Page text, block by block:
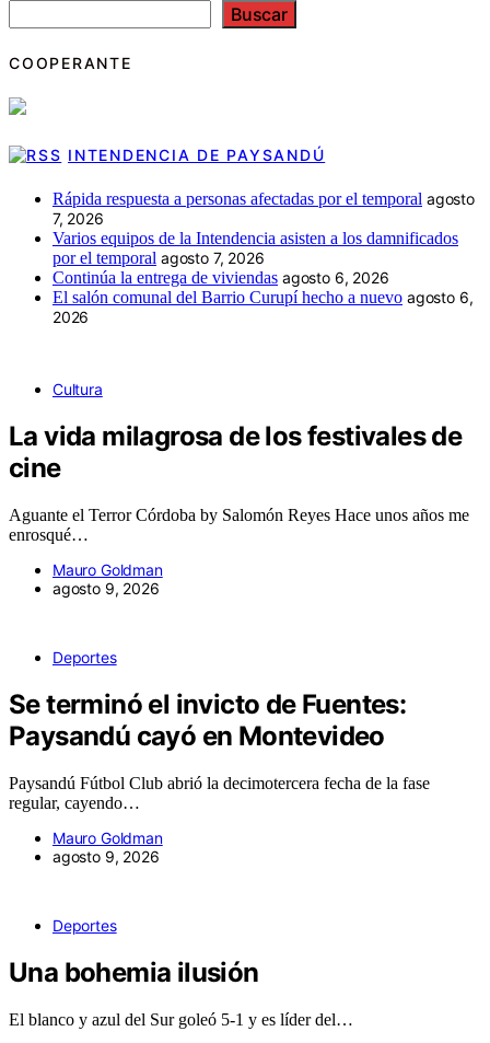
Buscar
COOPERANTE
INTENDENCIA DE PAYSANDÚ
Rápida respuesta a personas afectadas por el temporal agosto
7, 2026
Varios equipos de la Intendencia asisten a los damnificados
por el temporal agosto 7, 2026
Continúa la entrega de viviendas agosto 6, 2026
El salón comunal del Barrio Curupí hecho a nuevo agosto 6,
2026
Cultura
La vida milagrosa de los festivales de
cine
Aguante el Terror Córdoba by Salomón Reyes Hace unos años me
enrosqué…
Mauro Goldman
agosto 9, 2026
Deportes
Se terminó el invicto de Fuentes:
Paysandú cayó en Montevideo
Paysandú Fútbol Club abrió la decimotercera fecha de la fase
regular, cayendo…
Mauro Goldman
agosto 9, 2026
Deportes
Una bohemia ilusión
El blanco y azul del Sur goleó 5-1 y es líder del…